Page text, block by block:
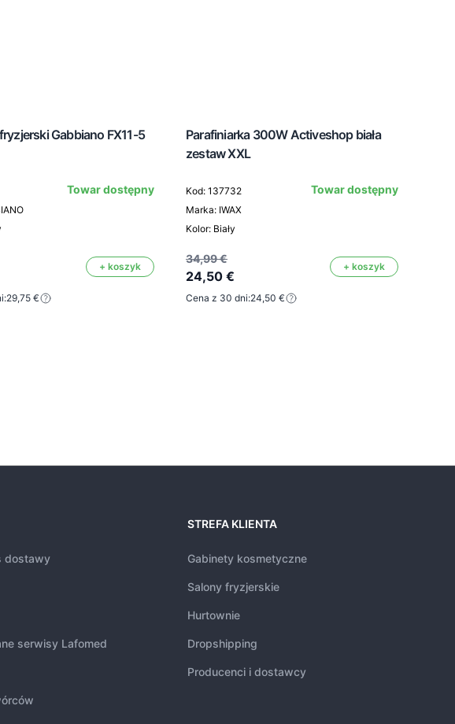
Gabbiano FX11-5
Towar dostępny
+ koszyk
29,75 €
Parafiniarka 300W Activeshop biała
zestaw XXL
Kod: 137732
Marka: IWAX
Kolor: Biały
Towar dostępny
34,99 €
24,50 €
+ koszyk
Cena z 30 dni:24,50 €
dostawy
serwisy Lafomed
STREFA KLIENTA
Gabinety kosmetyczne
Salony fryzjerskie
Hurtownie
Dropshipping
Producenci i dostawcy